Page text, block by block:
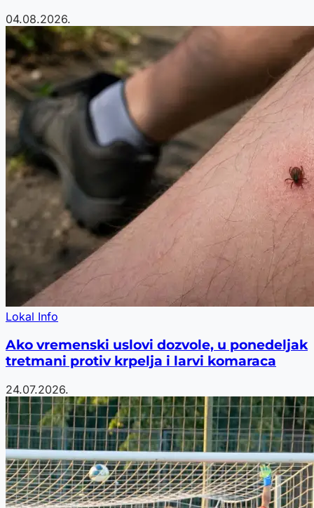
04.08.2026.
Lokal Info
Ako vremenski uslovi dozvole, u ponedeljak
tretmani protiv krpelja i larvi komaraca
24.07.2026.